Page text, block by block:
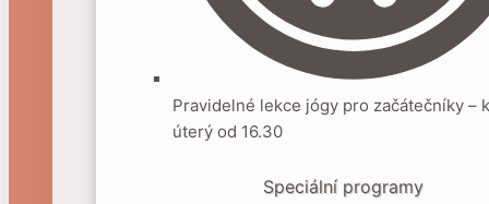
Pravidelné lekce jógy pro začátečníky –
úterý od 16.30
Speciální programy